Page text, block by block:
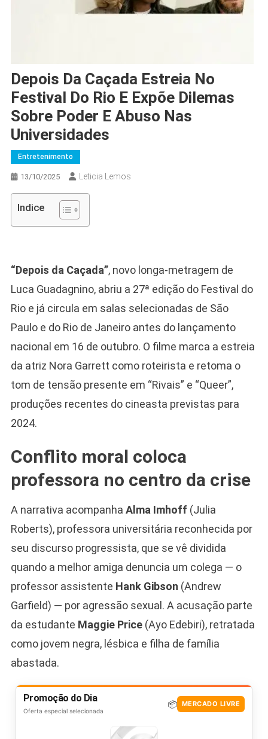
Depois Da Caçada Estreia No
Festival Do Rio E Expõe Dilemas
Sobre Poder E Abuso Nas
Universidades
Entretenimento
13/10/2025 Leticia Lemos
Indice
“Depois da Caçada”, novo longa-metragem de
Luca Guadagnino, abriu a 27ª edição do Festival do
Rio e já circula em salas selecionadas de São
Paulo e do Rio de Janeiro antes do lançamento
nacional em 16 de outubro. O filme marca a estreia
da atriz Nora Garrett como roteirista e retoma o
tom de tensão presente em “Rivais” e “Queer”,
produções recentes do cineasta previstas para
2024.
Conflito moral coloca
professora no centro da crise
A narrativa acompanha Alma Imhoff (Julia
Roberts), professora universitária reconhecida por
seu discurso progressista, que se vê dividida
quando a melhor amiga denuncia um colega — o
professor assistente Hank Gibson (Andrew
Garfield) — por agressão sexual. A acusação parte
da estudante Maggie Price(Ayo Edebiri), retratada
como jovem negra, lésbica e filha de família
abastada.
Promoção do Dia
Oferta especial selecionada
📦 MERCADO LIVRE